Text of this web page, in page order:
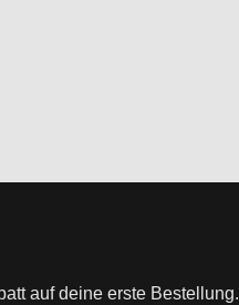
auf deine erste Bestellung.